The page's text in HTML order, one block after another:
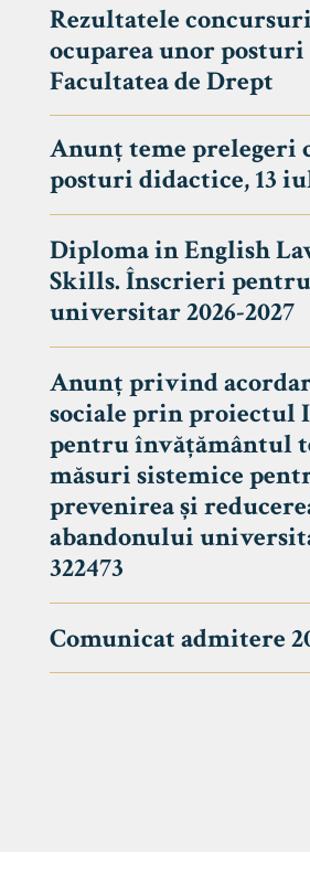
Rezultatele
ocuparea unor
Facultatea de Drept
Anunț teme prelegeri
posturi didactice, 13
Diploma in English
Skills. Înscrieri
universitar 2026-2027
Anunț privind
sociale prin proiectul
pentru învățământul
măsuri sistemice
prevenirea și
abandonului
322473
Comunicat admitere